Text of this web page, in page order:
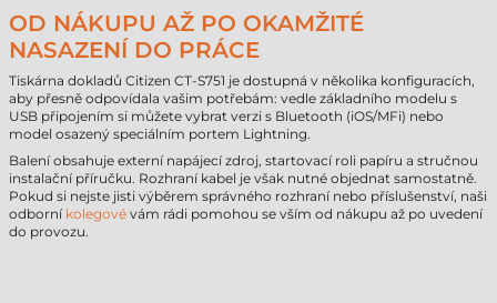
OD NÁKUPU AŽ PO OKAMŽITÉ
NASAZENÍ DO PRÁCE
Tiskárna dokladů Citizen CT-S751 je dostupná v několika konfiguracích,
aby přesně odpovídala vašim potřebám: vedle základního modelu s
USB připojením si můžete vybrat verzi s Bluetooth (iOS/MFi) nebo
model osazený speciálním portem Lightning.
Balení obsahuje externí napájecí zdroj, startovací roli papíru a stručnou
instalační příručku. Rozhraní kabel je však nutné objednat samostatně.
Pokud si nejste jisti výběrem správného rozhraní nebo příslušenství, naši
odborní kolegové vám rádi pomohou se vším od nákupu až po uvedení
do provozu.